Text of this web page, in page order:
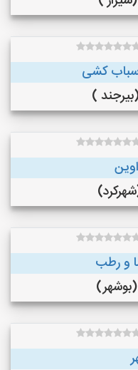
کشی
و‌ رطب